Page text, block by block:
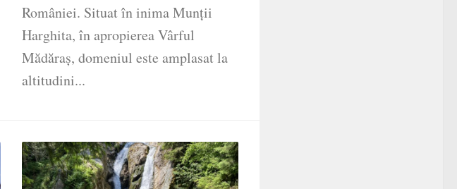
României. Situat în inima Munții
Harghita, în apropierea Vârful
Mădăraș, domeniul este amplasat la
altitudini...